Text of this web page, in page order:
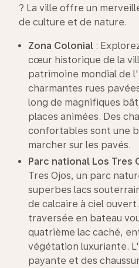
? La ville offre un
de culture et de nature.
Zona Colonial :
cœur historique de la
patrimoine mondial de
charmantes rues
long de magnifiques
places animées. Des
confortables sont une
marcher sur les pavés.
Parc national Los Tres
Tres Ojos, un parc
superbes lacs
de calcaire à ciel
traversée en bateau
quatrième lac caché,
végétation luxuriante.
payante et des